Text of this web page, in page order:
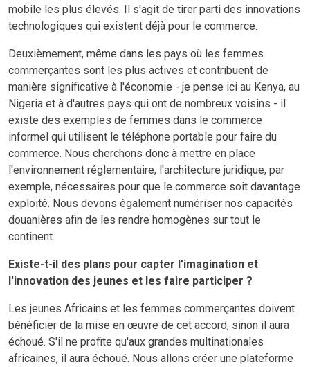
mobile les plus élevés. Il s'agit de tirer parti des innovations
technologiques qui existent déjà pour le commerce.
Deuxièmement, même dans les pays où les femmes
commerçantes sont les plus actives et contribuent de
manière significative à l'économie - je pense ici au Kenya, au
Nigeria et à d'autres pays qui ont de nombreux voisins - il
existe des exemples de femmes dans le commerce
informel qui utilisent le téléphone portable pour faire du
commerce. Nous cherchons donc à mettre en place
l'environnement réglementaire, l'architecture juridique, par
exemple, nécessaires pour que le commerce soit davantage
exploité. Nous devons également numériser nos capacités
douanières afin de les rendre homogènes sur tout le
continent.
Existe-t-il des plans pour capter l'imagination et
l'innovation des jeunes et les faire participer ?
Les jeunes Africains et les femmes commerçantes doivent
bénéficier de la mise en œuvre de cet accord, sinon il aura
échoué. S'il ne profite qu'aux grandes multinationales
africaines, il aura échoué. Nous allons créer une plateforme